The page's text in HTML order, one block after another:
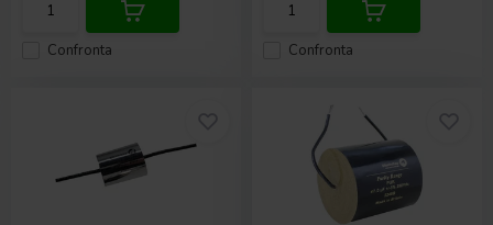
Confronta Confronta